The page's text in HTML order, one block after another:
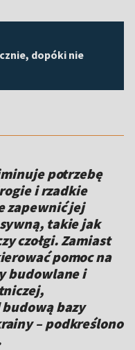
dopóki nie
potrzebę
i rzadkie
zapewnić jej
takie jak
czołgi. Zamiast
pomoc na
budowlane i
bazy
– podkreślono